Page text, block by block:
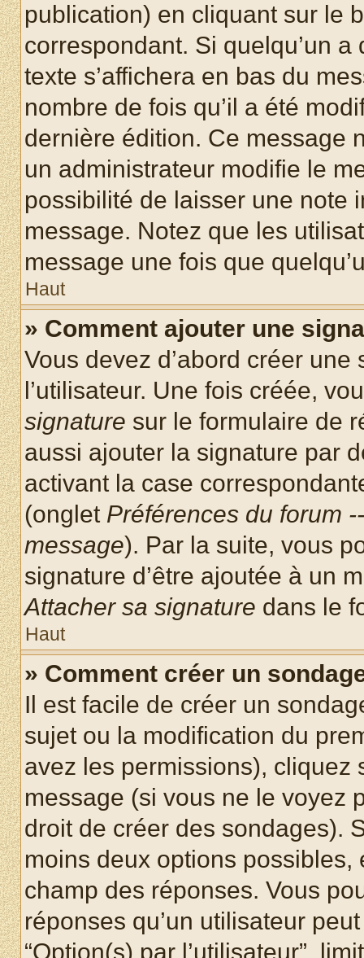
publication) en cliquant sur le
correspondant. Si quelqu’un
texte s’affichera en bas du
nombre de fois qu’il a été
dernière édition. Ce message
un administrateur modifie le
possibilité de laisser une note
message. Notez que les
message une fois que
Haut
» Comment ajouter une
Vous devez d’abord créer
l’utilisateur. Une fois créée,
signature sur le formulaire de
aussi ajouter la signature par
activant la case
(onglet Préférences du forum
message). Par la suite, vous
signature d’être ajoutée à un
Attacher sa signature dans le
Haut
» Comment créer un
Il est facile de créer un
sujet ou la modification du
avez les permissions), cliquez
message (si vous ne le voyez
droit de créer des sondages).
moins deux options
champ des réponses. Vous
réponses qu’un utilisateur
“Option(s) par l’utilisateur”,